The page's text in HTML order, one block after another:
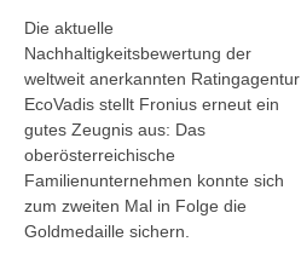
Die aktuelle
Nachhaltigkeitsbewertung der
weltweit anerkannten Ratingagentur
EcoVadis stellt Fronius erneut ein
gutes Zeugnis aus: Das
oberösterreichische
Familienunternehmen konnte sich
zum zweiten Mal in Folge die
Goldmedaille sichern.